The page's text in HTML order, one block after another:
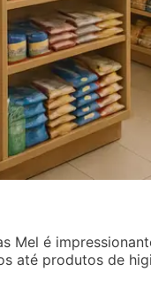
Mel é
até produtos de